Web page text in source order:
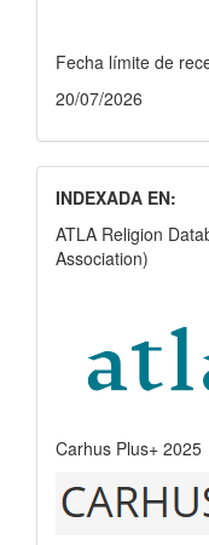
Fecha límite de
20/07/2026
INDEXADA EN:
ATLA Religion
Association)
Carhus Plus+ 2025